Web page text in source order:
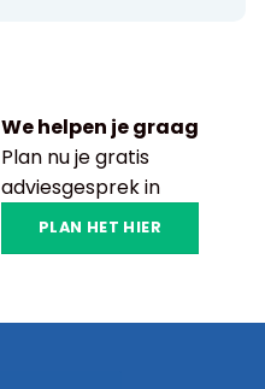
We helpen je graag
Plan nu je gratis
adviesgesprek in
PLAN HET HIER